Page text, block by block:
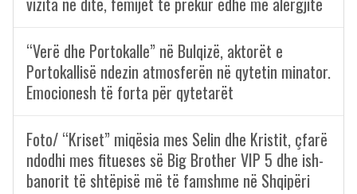
“Verë dhe Portokalle” në Bulqizë, aktorët e
Portokallisë ndezin atmosferën në qytetin minator.
Emocionesh të forta për qytetarët
Foto/ “Kriset” miqësia mes Selin dhe Kristit, çfarë
ndodhi mes fitueses së Big Brother VIP 5 dhe ish-
banorit të shtëpisë më të famshme në Shqipëri